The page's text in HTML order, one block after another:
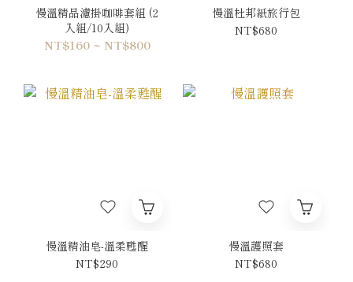
慢溫精品濾掛咖啡套組 (2
入組/10入組)
NT$160 ~ NT$800
慢溫杜邦紙旅行包
NT$680
慢溫精油皂-溫柔甦醒
NT$290
慢溫護照套
NT$680